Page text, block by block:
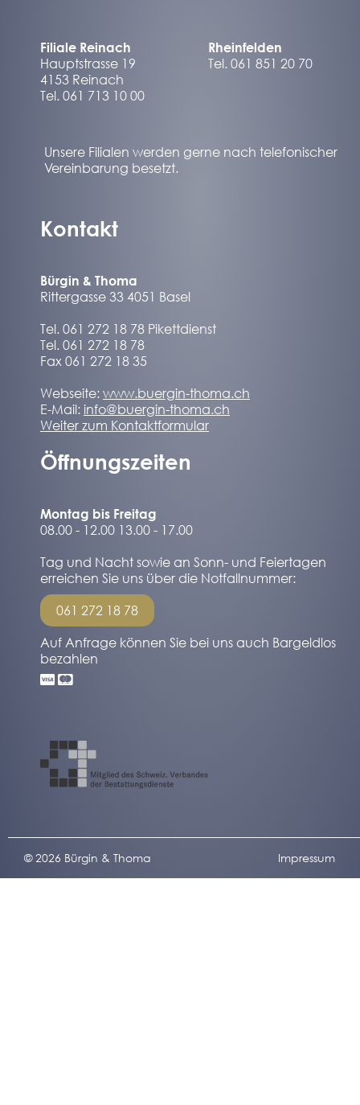
Filiale Reinach
Hauptstrasse 19
4153 Reinach
Tel. 061 713 10 00
Rheinfelden
Tel. 061 851 20 70
Unsere Filialen werden gerne nach telefonischer
Vereinbarung besetzt.
Kontakt
Bürgin & Thoma
Rittergasse 33 4051 Basel
Tel. 061 272 18 78 Pikettdienst
Tel. 061 272 18 78
Fax 061 272 18 35
Webseite: www.buergin-thoma.ch
E-Mail: info@buergin-thoma.ch
Weiter zum Kontaktformular
Öffnungszeiten
Montag bis Freitag
08.00 - 12.00 13.00 - 17.00
Tag und Nacht sowie an Sonn- und Feiertagen
erreichen Sie uns über die Notfallnummer:
061 272 18 78
Auf Anfrage können Sie bei uns auch Bargeldlos
bezahlen
© 2026 Bürgin & Thoma Impressum